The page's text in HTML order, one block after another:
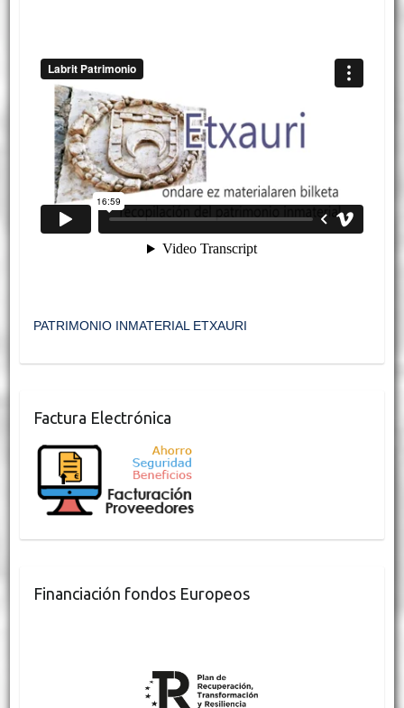
PATRIMONIO INMATERIAL ETXAURI
Factura Electrónica
Financiación fondos Europeos